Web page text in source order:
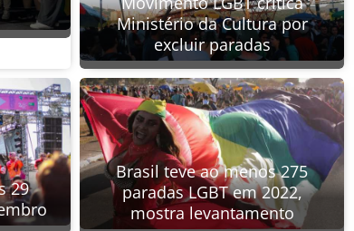
Ministério da Cultura por
excluir paradas
29
Brasil teve ao menos 275
paradas LGBT em 2022,
mostra levantamento